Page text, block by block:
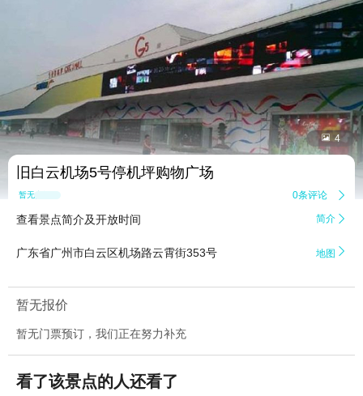
 4
旧白云机场5号停机坪购物广场
暂无点评 0条评论 
查看景点简介及开放时间 简介 
广东省广州市白云区机场路云霄街353号 地图 
暂无报价
暂无门票预订，我们正在努力补充
看了该景点的人还看了